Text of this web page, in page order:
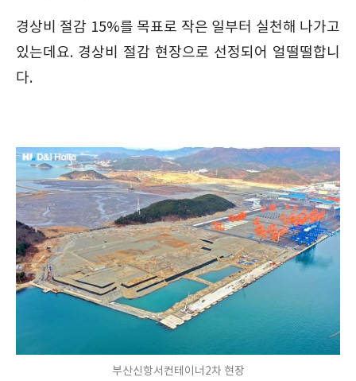
경상비 절감 15%를 목표로 작은 일부터 실천해 나가고
있는데요. 경상비 절감 현장으로 선정되어 얼떨떨합니
다.
부산신항서컨테이너2차 현장